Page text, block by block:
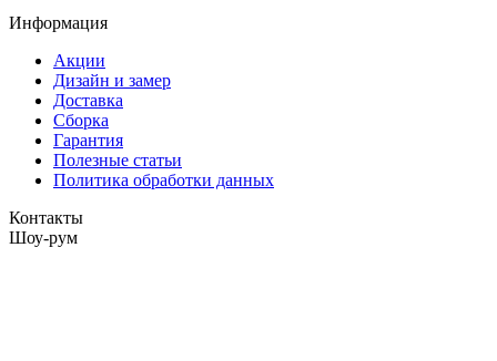
Информация
Акции
Дизайн и замер
Доставка
Сборка
Гарантия
Полезные статьи
Политика обработки данных
Контакты
Шоу-рум